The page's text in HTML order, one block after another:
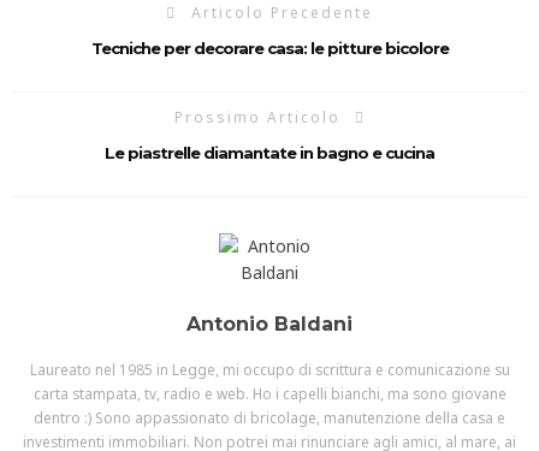
Articolo Precedente
Tecniche per decorare casa: le pitture bicolore
Prossimo Articolo
Le piastrelle diamantate in bagno e cucina
Antonio Baldani
Laureato nel 1985 in Legge, mi occupo di scrittura e comunicazione su
carta stampata, tv, radio e web. Ho i capelli bianchi, ma sono giovane
dentro :) Sono appassionato di bricolage, manutenzione della casa e
investimenti immobiliari. Non potrei mai rinunciare agli amici, al mare, ai